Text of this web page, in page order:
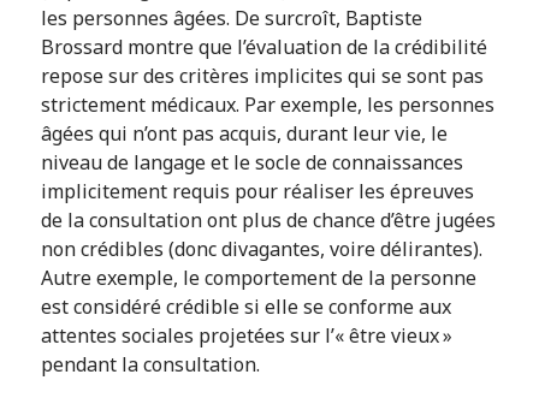
les personnes âgées. De surcroît, Baptiste
Brossard montre que l’évaluation de la crédibilité
repose sur des critères implicites qui se sont pas
strictement médicaux. Par exemple, les personnes
âgées qui n’ont pas acquis, durant leur vie, le
niveau de langage et le socle de connaissances
implicitement requis pour réaliser les épreuves
de la consultation ont plus de chance d’être jugées
non crédibles (donc divagantes, voire délirantes).
Autre exemple, le comportement de la personne
est considéré crédible si elle se conforme aux
attentes sociales projetées sur l’« être vieux »
pendant la consultation.